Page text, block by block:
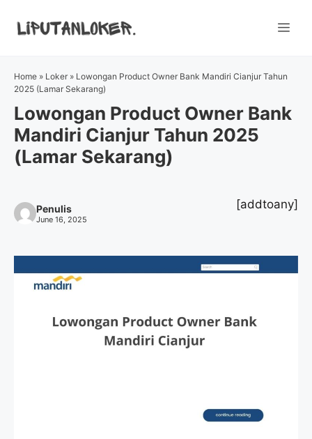
Home » Loker » Lowongan Product Owner Bank Mandiri Cianjur Tahun
2025 (Lamar Sekarang)
Lowongan Product Owner Bank
Mandiri Cianjur Tahun 2025
(Lamar Sekarang)
Penulis
June 16, 2025
[addtoany]